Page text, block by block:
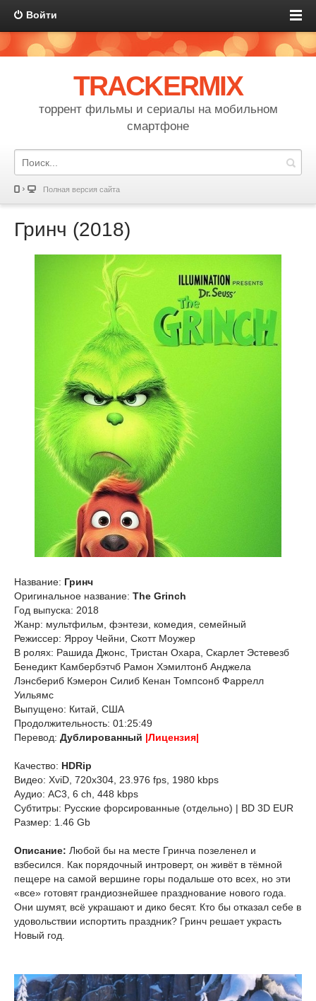
Войти
TRACKERMIX
торрент фильмы и сериалы на мобильном
смартфоне
Полная версия сайта
Гринч (2018)
Название: Гринч
Оригинальное название: The Grinch
Год выпуска: 2018
Жанр: мультфильм, фэнтези, комедия, семейный
Режиссер: Ярроу Чейни, Скотт Моужер
В ролях: Рашида Джонс, Тристан Охара, Скарлет Эстевезб
Бенедикт Камбербэтчб Рамон Хэмилтонб Анджела
Лэнсбериб Кэмерон Силиб Кенан Томпсонб Фаррелл
Уильямс
Выпущено: Китай, США
Продолжительность: 01:25:49
Перевод: Дублированный |Лицензия|
Качество: HDRip
Видео: XviD, 720x304, 23.976 fps, 1980 kbps
Аудио: AC3, 6 ch, 448 kbps
Субтитры: Русские форсированные (отдельно) | BD 3D EUR
Размер: 1.46 Gb
Описание: Любой бы на месте Гринча позеленел и
взбесился. Как порядочный интроверт, он живёт в тёмной
пещере на самой вершине горы подальше ото всех, но эти
«все» готовят грандиознейшее празднование нового года.
Они шумят, всё украшают и дико бесят. Кто бы отказал себе в
удовольствии испортить праздник? Гринч решает украсть
Новый год.